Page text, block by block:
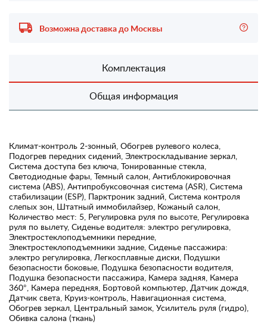
Возможна доставка до Москвы
Комплектация
Общая информация
Климат-контроль 2-зонный, Обогрев рулевого колеса,
Подогрев передних сидений, Электроскладывание зеркал,
Система доступа без ключа, Тонированные стекла,
Светодиодные фары, Темный салон, Антиблокировочная
система (ABS), Антипробуксовочная система (ASR), Система
стабилизации (ESP), Парктроник задний, Система контроля
слепых зон, Штатный иммобилайзер, Кожаный салон,
Количество мест: 5, Регулировка руля по высоте, Регулировка
руля по вылету, Сиденье водителя: электро регулировка,
Электростеклоподъемники передние,
Электростеклоподъемники задние, Сиденье пассажира:
электро регулировка, Легкосплавные диски, Подушки
безопасности боковые, Подушка безопасности водителя,
Подушка безопасности пассажира, Камера задняя, Камера
360°, Камера передняя, Бортовой компьютер, Датчик дождя,
Датчик света, Круиз-контроль, Навигационная система,
Обогрев зеркал, Центральный замок, Усилитель руля (гидро),
Обивка салона (ткань)